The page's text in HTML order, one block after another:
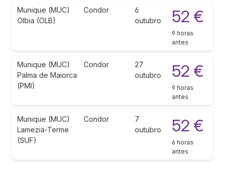
Munique (MUC)
Olbia (OLB)
Condor
6
outubro
52 €
9 horas
antes
Munique (MUC)
Palma de Maiorca
(PMI)
Condor
27
outubro
52 €
9 horas
antes
Munique (MUC)
Lamezia-Terme
(SUF)
Condor
7
outubro
52 €
6 horas
antes